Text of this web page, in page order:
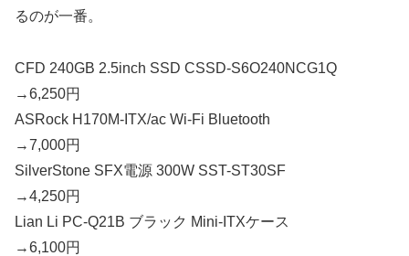
るのが一番。
CFD 240GB 2.5inch SSD CSSD-S6O240NCG1Q
→6,250円
ASRock H170M-ITX/ac Wi-Fi Bluetooth
→7,000円
SilverStone SFX電源 300W SST-ST30SF
→4,250円
Lian Li PC-Q21B ブラック Mini-ITXケース
→6,100円